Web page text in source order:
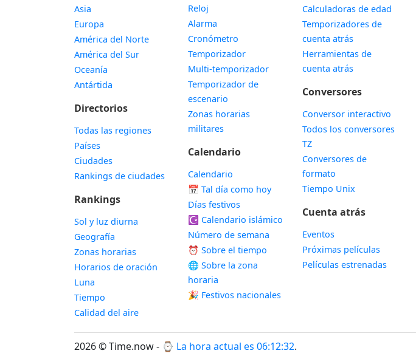
Asia
Europa
América del Norte
América del Sur
Oceanía
Antártida
Directorios
Todas las regiones
Países
Ciudades
Rankings de ciudades
Rankings
Sol y luz diurna
Geografía
Zonas horarias
Horarios de oración
Luna
Tiempo
Calidad del aire
Reloj
Alarma
Cronómetro
Temporizador
Multi-temporizador
Temporizador de
escenario
Zonas horarias
militares
Calendario
Calendario
📅 Tal día como hoy
Días festivos
☪️ Calendario islámico
Número de semana
⏰ Sobre el tiempo
🌐 Sobre la zona
horaria
🎉 Festivos nacionales
Calculadoras de edad
Temporizadores de
cuenta atrás
Herramientas de
cuenta atrás
Conversores
Conversor interactivo
Todos los conversores
TZ
Conversores de
formato
Tiempo Unix
Cuenta atrás
Eventos
Próximas películas
Películas estrenadas
2026 © Time.now - ⌚ La hora actual es 06:12:32.